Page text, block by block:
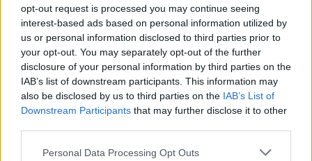
opt-out request is processed you may continue seeing
interest-based ads based on personal information utilized by
us or personal information disclosed to third parties prior to
your opt-out. You may separately opt-out of the further
disclosure of your personal information by third parties on the
IAB’s list of downstream participants. This information may
also be disclosed by us to third parties on the IAB’s List of
Downstream Participants that may further disclose it to other
Personal Data Processing Opt Outs
Τιμές Εισιτηρίων: Γενική Είσοδος (on spot): 3€ |
Τετραήμερο Εισιτήριο (web only): 10€
Thessaloniki Beer Festival 2019 – Info
Πού: ΔΕΘ - TIF Helexpo
Πότε: 29, 30, 31 Αυγούστου & 1 Σεπτεμβρίου
Πόσο: 3€ | Ελεύθερη είσοδος για παιδιά κάτω των